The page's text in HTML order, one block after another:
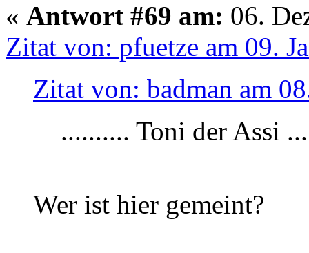
« Antwort #69 am: 06.
Zitat von: pfuetze am 09.
Zitat von: badman am
.......... Toni der Assi
Wer ist hier gemeint?